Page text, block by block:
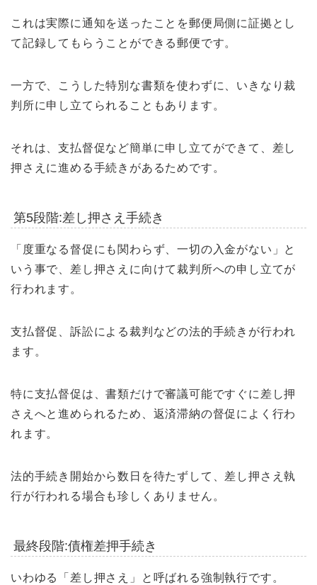
これは実際に通知を送ったことを郵便局側に証拠とし
て記録してもらうことができる郵便です。
一方で、こうした特別な書類を使わずに、いきなり裁
判所に申し立てられることもあります。
それは、支払督促など簡単に申し立てができて、差し
押さえに進める手続きがあるためです。
第5段階:差し押さえ手続き
「度重なる督促にも関わらず、一切の入金がない」と
いう事で、差し押さえに向けて裁判所への申し立てが
行われます。
支払督促、訴訟による裁判などの法的手続きが行われ
ます。
特に支払督促は、書類だけで審議可能ですぐに差し押
さえへと進められるため、返済滞納の督促によく行わ
れます。
法的手続き開始から数日を待たずして、差し押さえ執
行が行われる場合も珍しくありません。
最終段階:債権差押手続き
いわゆる「差し押さえ」と呼ばれる強制執行です。